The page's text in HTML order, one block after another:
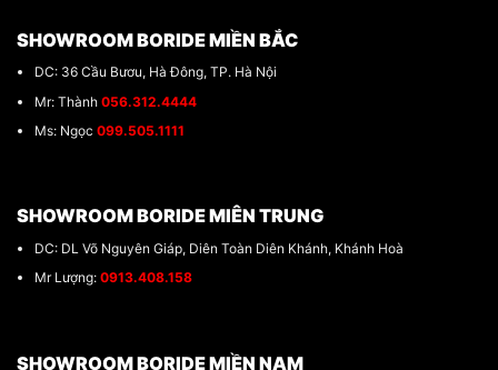
SHOWROOM BORIDE MIỀN BẮC
DC: 36 Cầu Bươu, Hà Đông, TP. Hà Nội
Mr: Thành 056.312.4444
Ms: Ngọc 099.505.1111
SHOWROOM BORIDE MIÊN TRUNG
DC: DL Võ Nguyên Giáp, Diên Toàn Diên Khánh, Khánh Hoà
Mr Lượng: 0913.408.158
SHOWROOM BORIDE MIỀN NAM